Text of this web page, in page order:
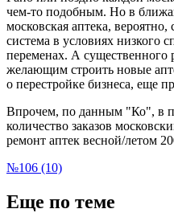
чем-то подобным. Но в
московская аптека,
система в условиях низкого
переменах. А существенного
желающим строить новые
о перестройке бизнеса, еще
Впрочем, по данным "Ко", в
количество заказов
ремонт аптек весной/летом
№106 (10)
Еще по теме